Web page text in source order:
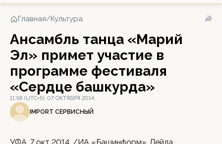
Главная/Культура
Ансамбль танца «Марий
Эл» примет участие в
программе фестиваля
«Сердце башкурда»
11:58 (UTC+5), 07 ОКТЯБРЯ 2014
IMPORT СЕРВИСНЫЙ